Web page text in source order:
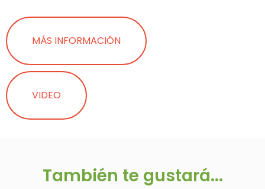
MÁS INFORMACIÓN
VIDEO
También te gustará...